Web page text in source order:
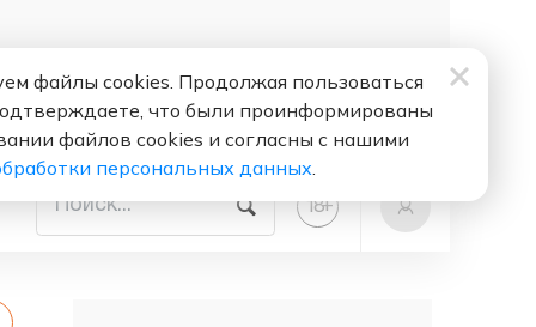
18+
файлы cookies. Продолжая пользоваться
что были проинформированы
файлов cookies и согласны с нашими
персональных данных.